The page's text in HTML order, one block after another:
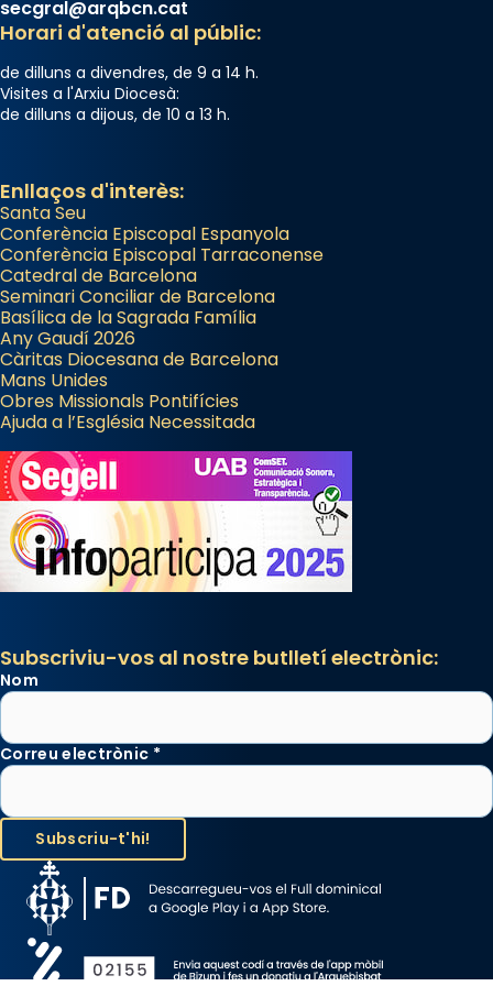
secgral@arqbcn.cat
Horari d'atenció al públic:
de dilluns a divendres, de 9 a 14 h.
Visites a l'Arxiu Diocesà:
de dilluns a dijous, de 10 a 13 h.
Enllaços d'interès:
Santa Seu
Conferència Episcopal Espanyola
Conferència Episcopal Tarraconense
Catedral de Barcelona
Seminari Conciliar de Barcelona
Basílica de la Sagrada Família
Any Gaudí 2026
Càritas Diocesana de Barcelona
Mans Unides
Obres Missionals Pontifícies
Ajuda a l’Església Necessitada
Subscriviu-vos al nostre butlletí electrònic:
Nom
Correu electrònic *